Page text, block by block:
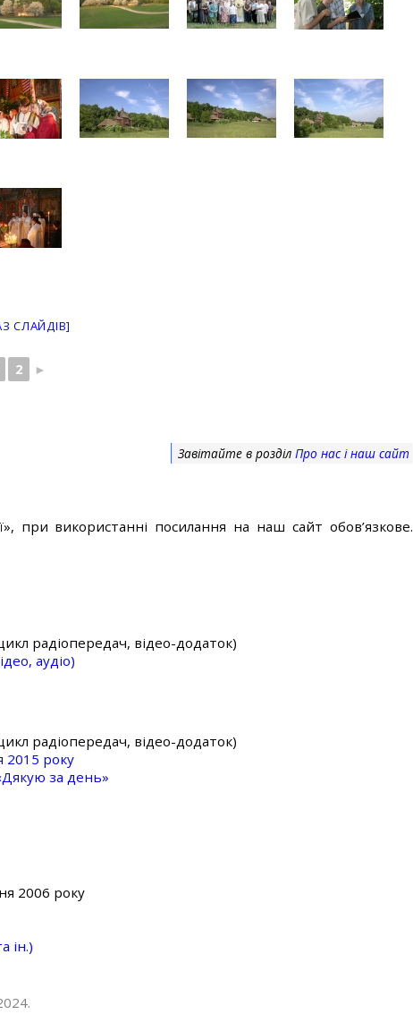
СЛАЙДІВ]
2 ►
Завітайте в розділ Про нас і наш сайт
при використанні посилання на наш сайт обов’язкове.
радіопередач, відео-додаток)
аудіо)
радіопередач, відео-додаток)
2015 року
за день»
2006 року
ін.)